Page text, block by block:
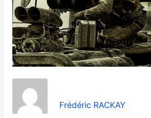
Frédéric RACKAY